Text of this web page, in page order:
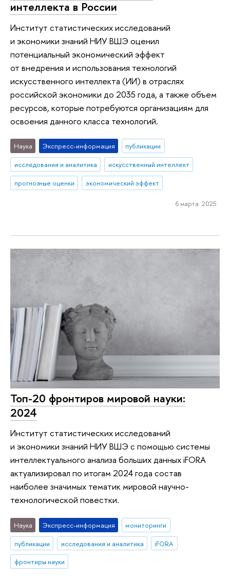
интеллекта в России
Институт статистических исследований
и экономики знаний НИУ ВШЭ оценил
потенциальный экономический эффект
от внедрения и использования технологий
искусственного интеллекта (ИИ) в отраслях
российской экономики до 2035 года, а также объем
ресурсов, которые потребуются организациям для
освоения данного класса технологий.
Наука Экспресс-информация
публикации
исследования и аналитика
искусственный интеллект
прогнозные оценки
экономический эффект
6 марта 2025
Топ-20 фронтиров мировой науки:
2024
Институт статистических исследований
и экономики знаний НИУ ВШЭ с помощью системы
интеллектуального анализа больших данных iFORA
актуализировал по итогам 2024 года состав
наиболее значимых тематик мировой научно-
технологической повестки.
Наука Экспресс-информация
мониторинги
публикации
исследования и аналитика
iFORA
фронтиры науки